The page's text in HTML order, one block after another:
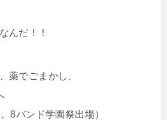
んだ！！
薬でごまかし、
8バンド学園祭出場）